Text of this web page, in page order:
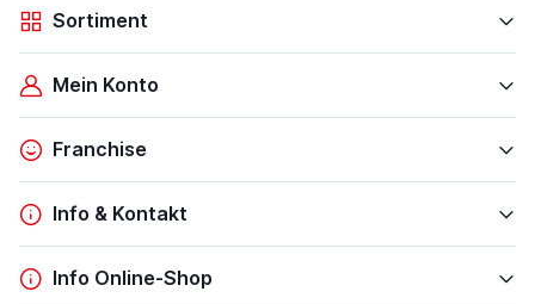
Sortiment
Mein Konto
Franchise
Info & Kontakt
Info Online-Shop